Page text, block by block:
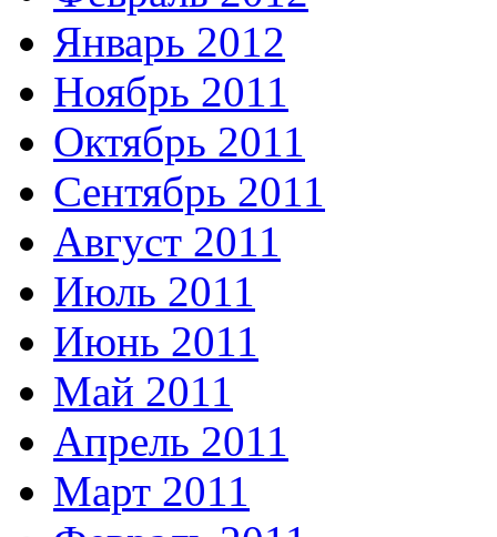
Январь 2012
Ноябрь 2011
Октябрь 2011
Сентябрь 2011
Август 2011
Июль 2011
Июнь 2011
Май 2011
Апрель 2011
Март 2011